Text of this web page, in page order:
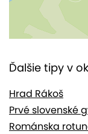
Ďalšie tipy v
Hrad Rákoš
Prvé slovenské
Románska